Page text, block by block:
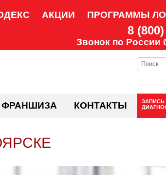
АКЦИИ ПРОГРАММЫ
8
Звонок по России
ФРАНШИЗА КОНТАКТЫ ЗАПИСЬ